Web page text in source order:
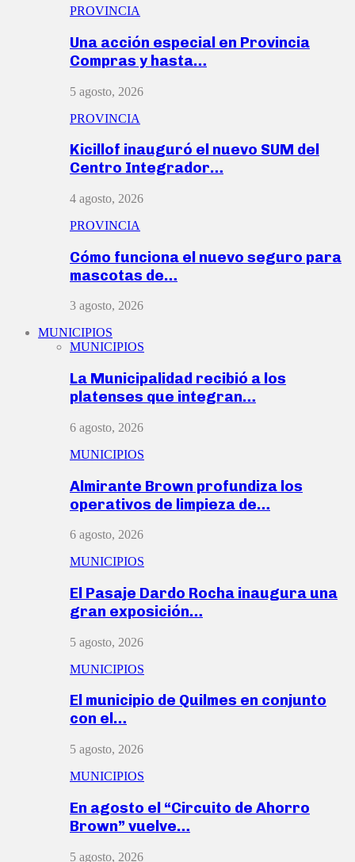
PROVINCIA
Una acción especial en Provincia
Compras y hasta…
5 agosto, 2026
PROVINCIA
Kicillof inauguró el nuevo SUM del
Centro Integrador…
4 agosto, 2026
PROVINCIA
Cómo funciona el nuevo seguro para
mascotas de…
3 agosto, 2026
MUNICIPIOS
MUNICIPIOS
La Municipalidad recibió a los
platenses que integran…
6 agosto, 2026
MUNICIPIOS
Almirante Brown profundiza los
operativos de limpieza de…
6 agosto, 2026
MUNICIPIOS
El Pasaje Dardo Rocha inaugura una
gran exposición…
5 agosto, 2026
MUNICIPIOS
El municipio de Quilmes en conjunto
con el…
5 agosto, 2026
MUNICIPIOS
En agosto el “Circuito de Ahorro
Brown” vuelve…
5 agosto, 2026